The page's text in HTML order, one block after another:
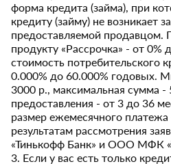
форма кредита (займа), при
кредиту (займу) не возникает
предоставляемой продавцом.
продукту «Рассрочка» - от 0%
стоимость потребительского
0.000% до 60.000% годовых.
3000 р., максимальная сумма -
предоставления - от 3 до 36
размер ежемесячного
результатам рассмотрения
«Тинькофф Банк» и ООО МФК
3. Если у вас есть только